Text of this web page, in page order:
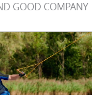
GOOD COMPANY